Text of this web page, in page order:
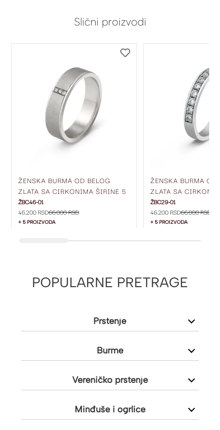
Slični proizvodi
ŽENSKA BURMA OD BELOG
ZLATA SA CIRKONIMA ŠIRINE 5
MM ŽBC46-01
ŽBC46-01
46.200 RSD66.000 RSD
+ 5 PROIZVODA
ŽENSKA BURMA OD
ZLATA SA
MM ŽBC29-01
ŽBC29-01
46.200 RSD66.000 RSD
+ 5 PROIZVODA
POPULARNE PRETRAGE
Prstenje
Burme
Vereničko prstenje
Minđuše i ogrlice